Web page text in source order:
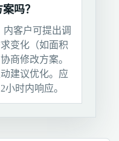
吗？
内客户可提出调
变化（如面积
商修改方案。
建议优化。应
时内响应。